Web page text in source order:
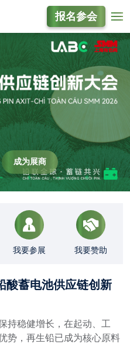
报名参会
成为展商
我要参展 我要赞助
酸蓄电池供应链创新
持稳健增长，在起动、工
势，再生铅已成为核心原料